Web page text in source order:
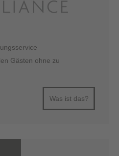
Gästen ohne zu
Was ist das?